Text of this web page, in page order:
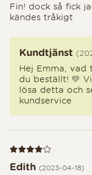
Fin! dock så fick
kändes tråkigt
Kundtjänst
Hej Emma,
du beställt! 💛
lösa detta och
kundservice
Recension 4 av 5
Edith (2023-04-18)